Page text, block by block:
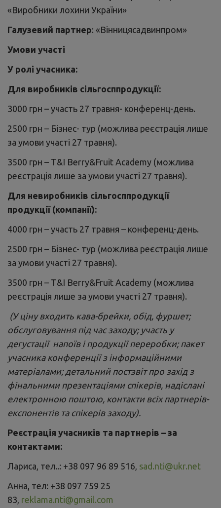
«Виробники лохини України»
Галузевий партнер: «Вінницясадвинпром»
Умови участі
У ролі учасника:
Для виробників сільгосппродукції:
3000 грн – участь 27 травня- конференц-день.
2500 грн – Бізнес- тур (можлива реєстрація лише
за умови участі 27 травня).
3500 грн – T&I Berry&Fruit Academy (можлива
реєстрація лише за умови участі 27 травня).
Для невиробників сільгосппродукції
продукції (компанії):
4000 грн – участь 27 травня – конференц-день.
2500 грн – Бізнес- тур (можлива реєстрація лише
за умови участі 27 травня).
3500 грн – T&I Berry&Fruit Academy (можлива
реєстрація лише за умови участі 27 травня).
(У ціну входить кава-брейки, обід, фуршет;
обслуговування під час заходу; участь у
дегустації напоїв і продукції переробки; пакет
учасника конференції з інформаційними
матеріалами; детальний постзвіт про захід з
фінальними презентаціями спікерів, надіслані
електронною поштою, контакти всіх партнерів-
експонентів та спікерів заходу).
Реєстрація учасників та партнерів – за
контактами:
Лариса, тел..: +38 097 96 89 516, sad.nti@ukr.net
Анна, тел: +38 097 759 25
83, reklama.nti@gmail.com